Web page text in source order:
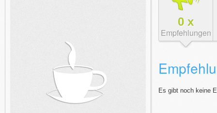
0 x
Empfehlungen
Es gibt noch keine